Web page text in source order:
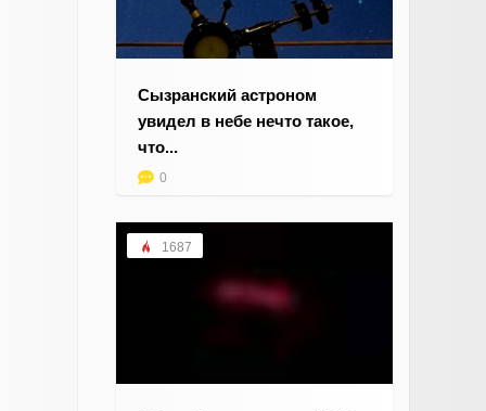
Сызранский астроном
увидел в небе нечто такое,
что...
0
1687